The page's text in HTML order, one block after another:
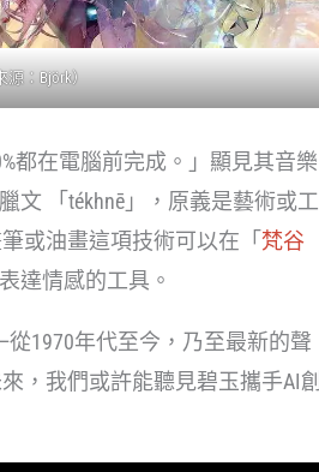
：Björk）
都在電腦前完成。」顯見其音樂
文 「tékhnē」，原義是藝術或工
或油畫這項技術可以在「 梵谷
達情感的工具。
1970年代至今，乃至最新的聲
，我們或許能聽見碧玉攜手AI創